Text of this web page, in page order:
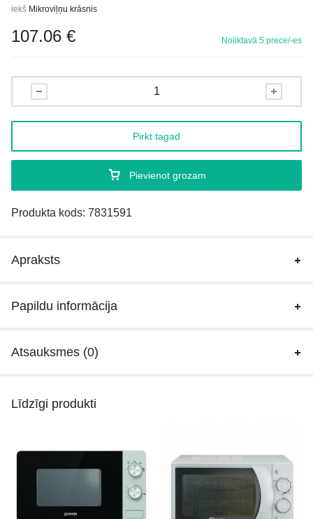
iekš Mikroviļņu krāsnis
107.06 € Noliktavā 5 prece/-es
Pievienot grozam
Pirkt tagad
Produkta kods: 7831591
Apraksts
Papildu informācija
Atsauksmes (0)
Līdzīgi produkti